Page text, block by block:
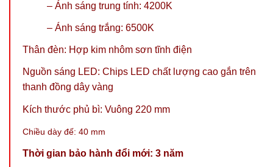
– Ánh sáng trung tính: 4200K
– Ánh sáng trắng: 6500K
Thân đèn: Hợp kim nhôm sơn tĩnh điện
Nguồn sáng LED: Chips LED chất lượng cao gắn trên
thanh đồng dây vàng
Kích thước phủ bì: Vuông 220 mm
Chiều dày đế: 40 mm
Thời gian bảo hành đổi mới: 3 năm